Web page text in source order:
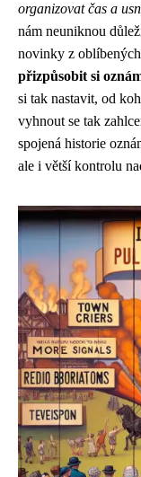
organizovat čas a
nám neuniknou
novinky z
přizpůsobit si
si tak nastavit, od
vyhnout se tak
spojená historie
ale i větší kontrolu